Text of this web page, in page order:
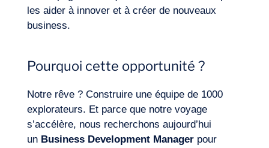
les aider à innover et à créer de nouveaux
business.
Pourquoi cette opportunité ?
Notre rêve ? Construire une équipe de 1000
explorateurs. Et parce que notre voyage
s’accélère, nous recherchons aujourd’hui
un Business Development Managerpour